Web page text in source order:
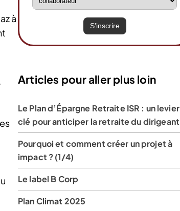
à
Articles pour aller plus loin
Le Plan d’Épargne Retraite ISR : un levier
clé pour anticiper la retraite du dirigeant
Pourquoi et comment créer un projet à
impact ? (1/4)
Le label B Corp
Plan Climat 2025